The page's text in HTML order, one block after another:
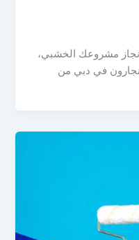
مشروعك الخشبي،
في دبي من